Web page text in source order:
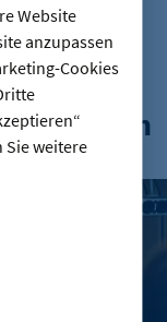
Website
anzupassen
Cookies
Sie weitere
– doch